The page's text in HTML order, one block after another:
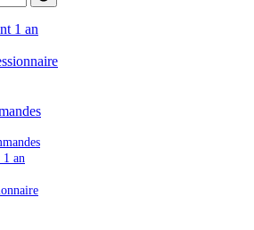
1 an
an